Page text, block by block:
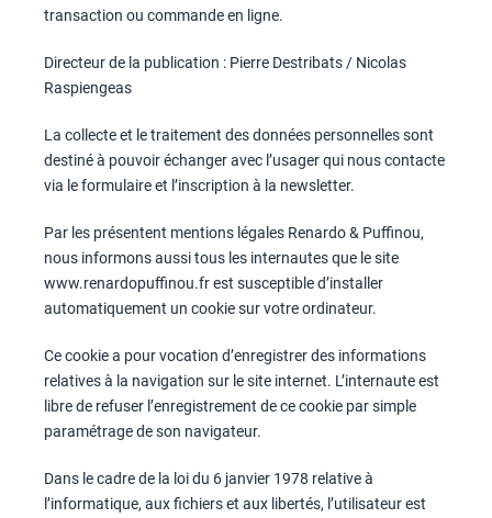
transaction ou commande en ligne.
Directeur de la publication : Pierre Destribats / Nicolas
Raspiengeas
La collecte et le traitement des données personnelles sont
destiné à pouvoir échanger avec l’usager qui nous contacte
via le formulaire et l’inscription à la newsletter.
Par les présentent mentions légales Renardo & Puffinou,
nous informons aussi tous les internautes que le site
www.renardopuffinou.frest susceptible d’installer
automatiquement un cookie sur votre ordinateur.
Ce cookie a pour vocation d’enregistrer des informations
relatives à la navigation sur le site internet. L’internaute est
libre de refuser l’enregistrement de ce cookie par simple
paramétrage de son navigateur.
Dans le cadre de la loi du 6 janvier 1978 relative à
l’informatique, aux fichiers et aux libertés, l’utilisateur est